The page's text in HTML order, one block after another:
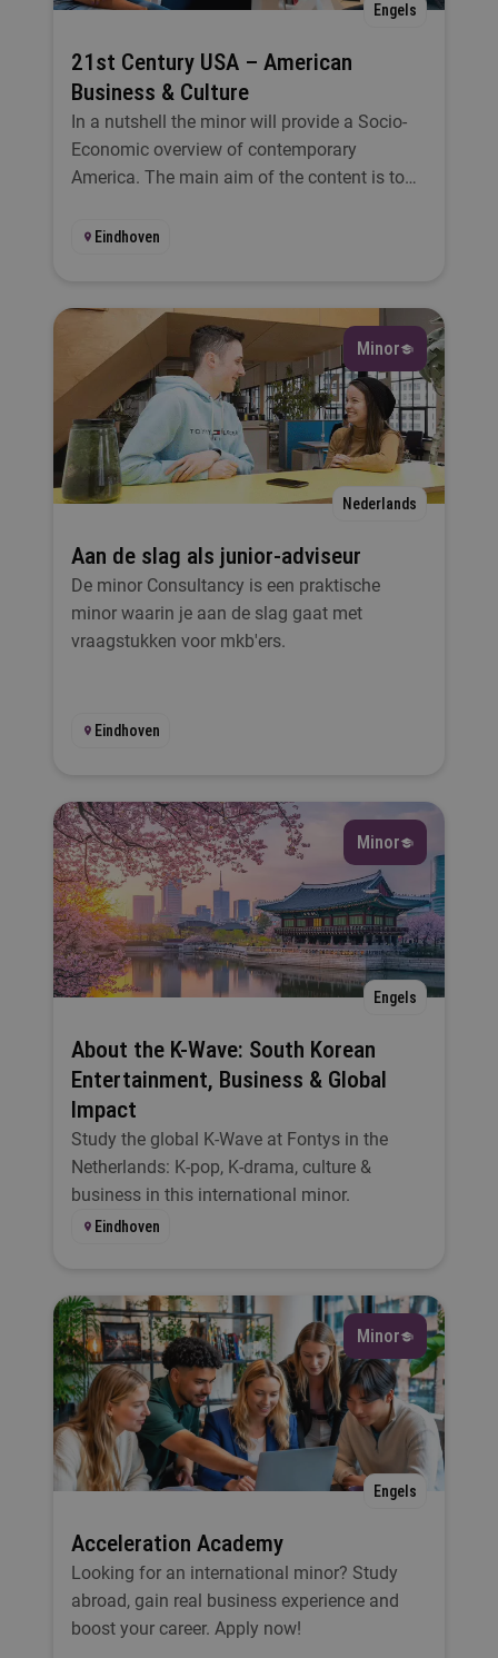
Lesplaats
Selecteer
Filteren
Engels
21st Century USA – American
Business & Culture
In a nutshell the minor will provide a Socio-
Economic overview of contemporary
America. The main aim of the content is to
America.
Eindhoven
Minor
Nederlands
Aan de slag als junior-adviseur
De minor Consultancy is een praktische
minor waarin je aan de slag gaat met
vraagstukken voor mkb'ers.
Eindhoven
Minor
Engels
About the K-Wave: South Korean
Entertainment, Business & Global
Impact
Study the global K-Wave at Fontys in the
Netherlands: K-pop, K-drama, culture &
business in this international minor.
Eindhoven
Minor
Engels
Acceleration Academy
Looking for an international minor? Study
abroad, gain real business experience and
boost your career. Apply now!